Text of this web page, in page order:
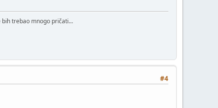
trebao mnogo pričati...
#4